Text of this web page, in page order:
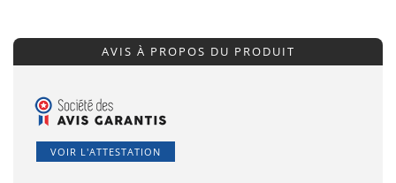
AVIS À PROPOS DU PRODUIT
VOIR L'ATTESTATION